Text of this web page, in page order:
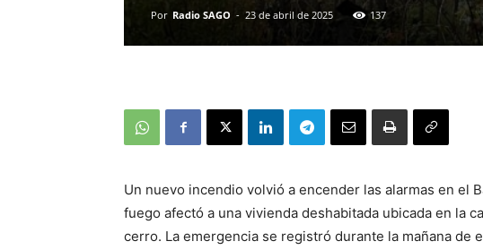
Por Radio SAGO - 23 de abril de 2025 137
Un nuevo incendio volvió a encender las alarmas en el
fuego afectó a una vivienda deshabitada ubicada en la
cerro. La emergencia se registró durante la mañana de